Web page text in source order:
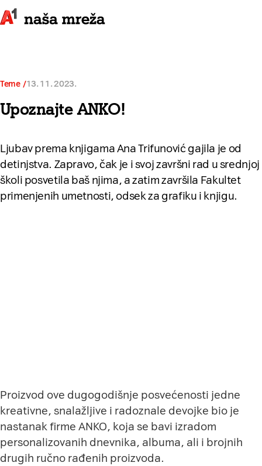
Teme 13. 11. 2023.
Upoznajte ANKO!
Ljubav prema knjigama Ana Trifunović gajila je od
detinjstva. Zapravo, čak je i svoj završni rad u srednjoj
školi posvetila baš njima, a zatim završila Fakultet
primenjenih umetnosti, odsek za grafiku i knjigu.
Proizvod ove dugogodišnje posvećenosti jedne
kreativne, snalažljive i radoznale devojke bio je
nastanak firme ANKO, koja se bavi izradom
personalizovanih dnevnika, albuma, ali i brojnih
drugih ručno rađenih proizvoda.